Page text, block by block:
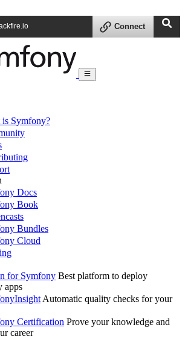
Connect
is Symfony?
Docs
Book
Bundles
Cloud
for Symfony Best platform to deploy
apps
Automatic quality checks for your
Certification Prove your knowledge and
career